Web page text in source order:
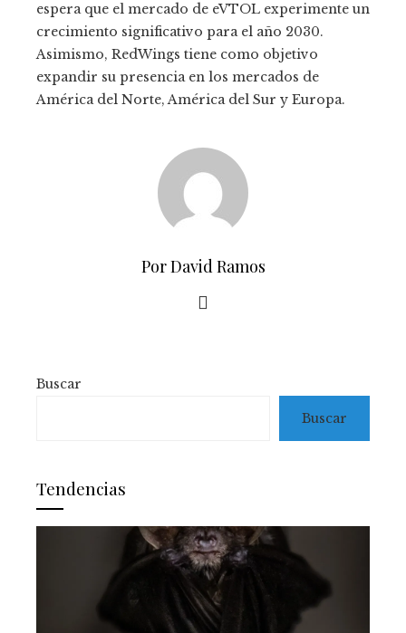
espera que el mercado de eVTOL experimente un
crecimiento significativo para el año 2030.
Asimismo, RedWings tiene como objetivo
expandir su presencia en los mercados de
América del Norte, América del Sur y Europa.
Por David Ramos
Buscar
Buscar
Tendencias